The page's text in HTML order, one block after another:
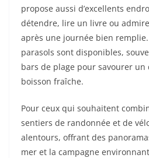
propose aussi d’excellents
détendre, lire un livre ou
après une journée bien
parasols sont disponibles,
bars de plage pour savourer un
boisson fraîche.
Pour ceux qui souhaitent
sentiers de randonnée et de
alentours, offrant des
mer et la campagne